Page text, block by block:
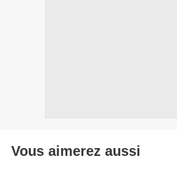
Vous aimerez aussi